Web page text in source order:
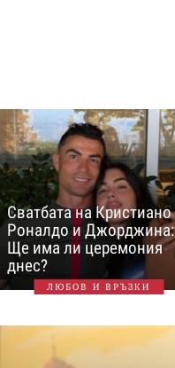
Сватбата на Кристиано
Роналдо и Джорджина:
Ще има ли церемония
днес?
ЛЮБОВ И ВРЪЗКИ